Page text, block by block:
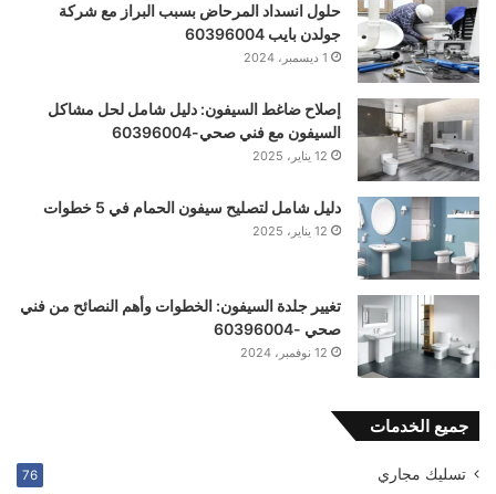
حلول انسداد المرحاض بسبب البراز مع شركة
جولدن بايب 60396004
1 ديسمبر، 2024
إصلاح ضاغط السيفون: دليل شامل لحل مشاكل
السيفون مع فني صحي-60396004
12 يناير، 2025
دليل شامل لتصليح سيفون الحمام في 5 خطوات
12 يناير، 2025
تغيير جلدة السيفون: الخطوات وأهم النصائح من فني
صحي -60396004
12 نوفمبر، 2024
جميع الخدمات
تسليك مجاري 76